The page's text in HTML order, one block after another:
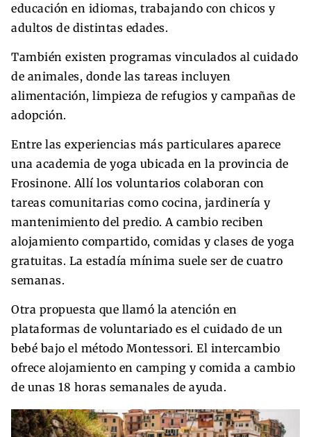
educación en idiomas, trabajando con chicos y
adultos de distintas edades.
También existen programas vinculados al cuidado
de animales, donde las tareas incluyen
alimentación, limpieza de refugios y campañas de
adopción.
Entre las experiencias más particulares aparece
una academia de yoga ubicada en la provincia de
Frosinone. Allí los voluntarios colaboran con
tareas comunitarias como cocina, jardinería y
mantenimiento del predio. A cambio reciben
alojamiento compartido, comidas y clases de yoga
gratuitas. La estadía mínima suele ser de cuatro
semanas.
Otra propuesta que llamó la atención en
plataformas de voluntariado es el cuidado de un
bebé bajo el método Montessori. El intercambio
ofrece alojamiento en camping y comida a cambio
de unas 18 horas semanales de ayuda.